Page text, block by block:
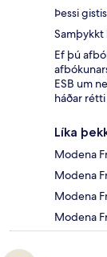
Þessi
Samþykkt
Ef þú
ESB um
háðar
Líka
Modena
Modena
Modena
Modena